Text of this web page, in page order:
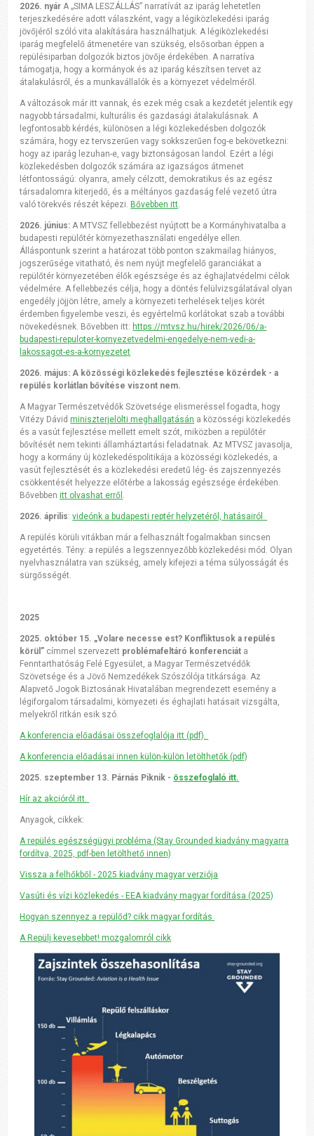
2026. nyár A „SIMA LESZÁLLÁS” narratívát az iparág lehetetlen
terjeszkedésére adott válaszként, vagy a légiközlekedési iparág
jövőjéről szóló vita alakítására használhatjuk. A légiközlekedési
iparág megfelelő átmenetére van szükség, elsősorban éppen a
repülésiparban dolgozók biztos jövője érdekében. A narratíva
támogatja, hogy a kormányok és az iparág készítsen tervet az
átalakulásról, és a munkavállalók és a környezet védelméről.
A változások már itt vannak, és ezek még csak a kezdetét jelentik egy
nagyobb társadalmi, kulturális és gazdasági átalakulásnak. A
legfontosabb kérdés, különösen a légi közlekedésben dolgozók
számára, hogy ez tervszerűen vagy sokkszerűen fog-e bekövetkezni:
hogy az iparág lezuhan-e, vagy biztonságosan landol. Ezért a légi
közlekedésben dolgozók számára az igazságos átmenet
létfontosságú: olyanra, amely célzott, demokratikus és az egész
társadalomra kiterjedő, és a méltányos gazdaság felé vezető útra
való törekvés részét képezi.Bővebben itt
2026. június: A MTVSZ fellebbezést nyújtott be a Kormányhivatalba a
budapesti repülőtér környezethasználati engedélye ellen.
Álláspontunk szerint a határozat több ponton szakmailag hiányos,
jogszerűsége vitatható, és nem nyújt megfelelő garanciákat a
repülőtér környezetében élők egészsége és az éghajlatvédelmi célok
védelmére. A fellebbezés célja, hogy a döntés felülvizsgálatával olyan
engedély jöjjön létre, amely a környezeti terhelések teljes körét
érdemben figyelembe veszi, és egyértelmű korlátokat szab a további
növekedésnek. Bővebben itt: https://mtvsz.hu/hirek/2026/06/a-
budapesti-repuloter-kornyezetvedelmi-engedelye-nem-vedi-a-
lakossagot-es-a-kornyezetet
2026. május: A közösségi közlekedés fejlesztése közérdek - a
repülés korlátlan bővítése viszont nem.
A Magyar Természetvédők Szövetsége elismeréssel fogadta, hogy
Vitézy Dávidminiszterjelölti meghallgatásán a közösségi közlekedés
és a vasút fejlesztése mellett emelt szót, miközben a repülőtér
bővítését nem tekinti államháztartási feladatnak. Az MTVSZ javasolja,
hogy a kormány új közlekedéspolitikája a közösségi közlekedés, a
vasút fejlesztését és a közlekedési eredetű lég- és zajszennyezés
csökkentését helyezze előtérbe a lakosság egészsége érdekében.
Bővebbenitt olvashat erről
2026. április:videónk a budapesti reptér helyzetéről, hatásairól
A repülés körüli vitákban már a felhasznált fogalmakban sincsen
egyetértés. Tény: a repülés a legszennyezőbb közlekedési mód. Olyan
nyelvhasználatra van szükség, amely kifejezi a téma súlyosságát és
sürgősségét.
2025
2025. október 15. „Volare necesse est? Konfliktusok a repülés
körül” címmel szervezett problémafeltáró konferenciát a
Fenntarthatóság Felé Egyesület, a Magyar Természetvédők
Szövetsége és a Jövő Nemzedékek Szószólója titkársága. Az
Alapvető Jogok Biztosának Hivatalában megrendezett esemény a
légiforgalom társadalmi, környezeti és éghajlati hatásait vizsgálta,
melyekről ritkán esik szó.
A konferencia előadásai összefoglalója itt (pdf).
A konferencia előadásai innen külön-külön letölthetők (pdf)
2025. szeptember 13. Párnás Piknik - összefoglaló itt.
Hír az akcióról itt.
Anyagok, cikkek:
A repülés egészségügyi probléma (Stay Grounded kiadvány magyarra
fordítva, 2025, pdf-ben letölthető innen)
Vissza a felhőkből - 2025 kiadvány magyar verziója
Vasúti és vízi közlekedés - EEA kiadvány magyar fordítása (2025)
Hogyan szennyez a repülőd? cikk magyar fordítás
A Repülj kevesebbet! mozgalomról cikk